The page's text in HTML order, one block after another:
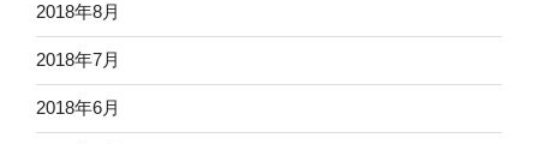
2018年8月
2018年7月
2018年6月